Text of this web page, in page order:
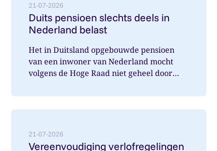
21-07-2026
Duits pensioen slechts deels in
Nederland belast
Het in Duitsland opgebouwde pensioen
van een inwoner van Nederland mocht
volgens de Hoge Raad niet geheel door
21-07-2026
Vereenvoudiging verlofregelingen